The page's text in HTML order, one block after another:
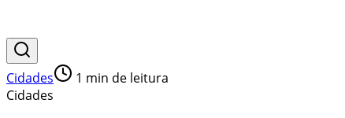
Cidades 1 min de leitura
Cidades